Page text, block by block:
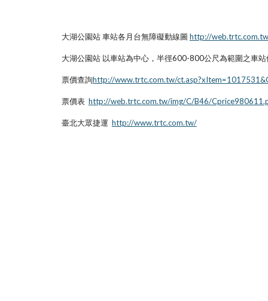
大湖公園站 車站各月台無障礙動線圖 http://
大湖公園站 以車站為中心，半徑600-800公尺為範圍之車站
票價查詢http://www.trtc.com.tw/
票價表 http://web.trtc.com.tw/img/C/B46/
臺北大眾捷運 http://www.trtc.com.tw/